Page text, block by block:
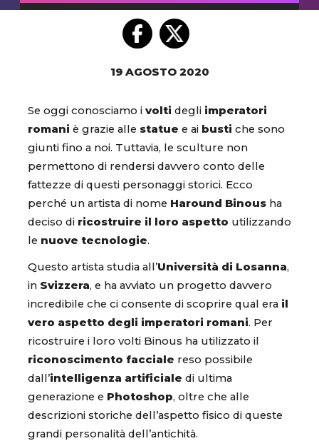
19 AGOSTO 2020
Se oggi conosciamo i volti degli imperatori
romani è grazie alle statue e ai busti che sono
giunti fino a noi. Tuttavia, le sculture non
permettono di rendersi davvero conto delle
fattezze di questi personaggi storici. Ecco
perché un artista di nome Haround Binous ha
deciso di ricostruire il loro aspetto utilizzando
le nuove tecnologie.
Questo artista studia all’Università di Losanna,
in Svizzera, e ha avviato un progetto davvero
incredibile che ci consente di scoprire qual era il
vero aspetto degli imperatori romani. Per
ricostruire i loro volti Binous ha utilizzato il
riconoscimento facciale reso possibile
dall’intelligenza artificiale di ultima
generazione e Photoshop, oltre che alle
descrizioni storiche dell’aspetto fisico di queste
grandi personalità dell’antichità.